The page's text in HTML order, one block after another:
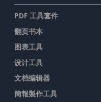
PDF 工具套件
翻页书本
图表工具
设计工具
文档编辑器
簡報製作工具